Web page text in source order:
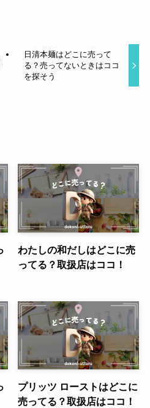
日清本麺はどこに売って
る？売ってないときはココ
を探そう
わたしの和だしはどこに売
ってる？取扱店はココ！
プリッツ ローストはどこに
売ってる？取扱店はココ！